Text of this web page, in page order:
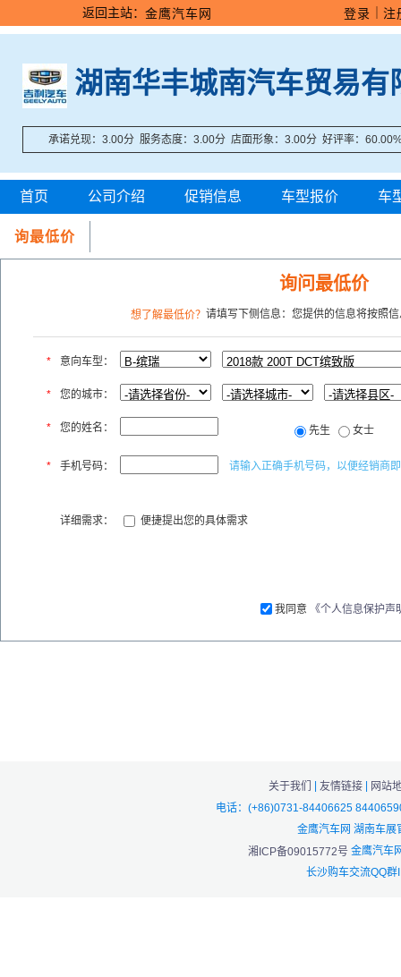
返回主站：金鹰汽车网 登录 注
湖南华丰城南汽车贸易有
承诺兑现：3.00分 服务态度：3.00分 店面形象：3.00分 好评率：
首页 公司介绍 促销信息 车型报价 车
询最低价
询问最低价
想了解最低价？ 请填写下侧信息：您提供的信息将按照
* 意向车型：
* 您的城市：
* 您的姓名： 先生 女士
* 手机号码： 请输入正确手机号码，以便经销商
详细需求： 便捷提出您的具体需求
我同意 《个人信息保护声
关于我们 | 友情链接 | 网站
电话：(+86)0731-84406625
金鹰汽车网 湖南车展
湘ICP备09015772号 金鹰汽车
长沙购车交流QQ